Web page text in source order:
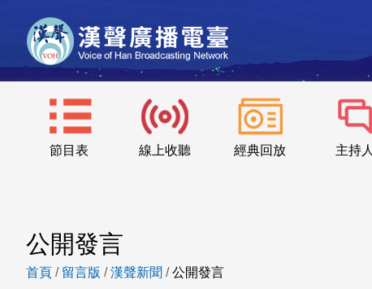
節目表 線上收聽 經典回放 主持人
公開發言
首頁 / 留言版 /漢聲新聞 /公開發言